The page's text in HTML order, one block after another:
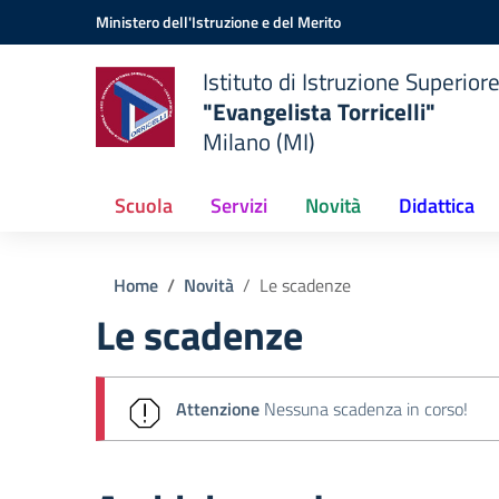
Vai ai contenuti
Vai al menu di navigazioneMinistero dell'Istruzione e del Merito
Istituto di Istruzione Superiore
"Evangelista Torricelli"
Milano (MI)
Scuola Servizi Novità Didattica
Home Novità Le scadenze
Le scadenze
Attenzione Nessuna scadenza in corso!